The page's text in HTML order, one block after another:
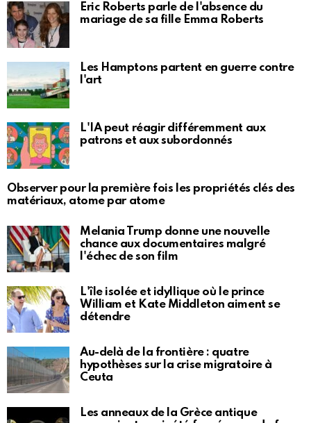
Eric Roberts parle de l'absence du
mariage de sa fille Emma Roberts
Les Hamptons partent en guerre contre
l'art
L'IA peut réagir différemment aux
patrons et aux subordonnés
Observer pour la première fois les propriétés clés des
matériaux, atome par atome
Melania Trump donne une nouvelle
chance aux documentaires malgré
l'échec de son film
L'île isolée et idyllique où le prince
William et Kate Middleton aiment se
détendre
Au-delà de la frontière : quatre
hypothèses sur la crise migratoire à
Ceuta
Les anneaux de la Grèce antique